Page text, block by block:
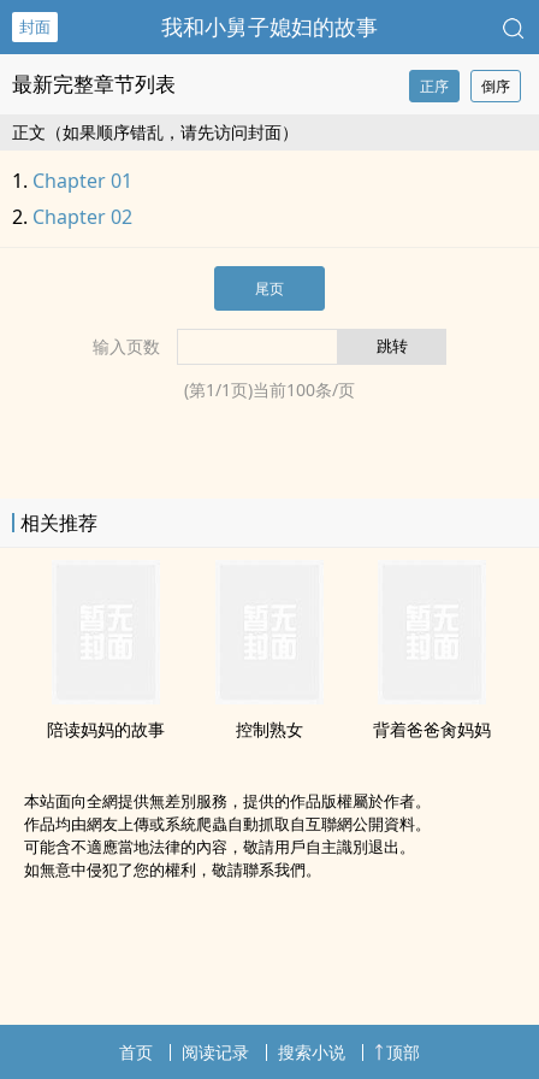
封面 我和小舅子媳妇的故事
最新完整章节列表 正序 倒序
正文（如果顺序错乱，请先访问封面）
Chapter 01
Chapter 02
尾页
输入页数
(第1/1页)当前100条/页
相关推荐
陪读妈妈的故事 控制熟女 背着爸爸​​­肏‎妈妈
本站面向全網提供無差別服務，提供的作品版權屬於作者。
作品均由網友上傳或系統爬蟲自動抓取自互聯網公開資料。
可能含不適應當地法律的內容，敬請用戶自主識別退出。
如無意中侵犯了您的權利，敬請聯系我們。
首页 阅读记录 搜索小说 顶部